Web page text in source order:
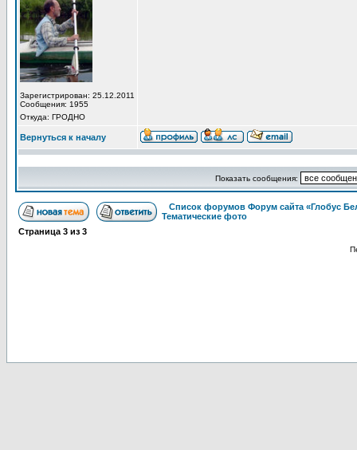
Зарегистрирован: 25.12.2011
Сообщения: 1955
Откуда: ГРОДНО
Вернуться к началу
Показать сообщения:
Список форумов Форум сайта «Глобус
Тематические фото
Страница 3 из 3